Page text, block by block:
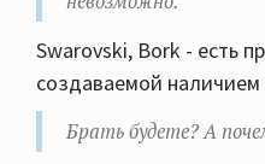
Swarovski, Bork - есть
создаваемой
Брать будете? А